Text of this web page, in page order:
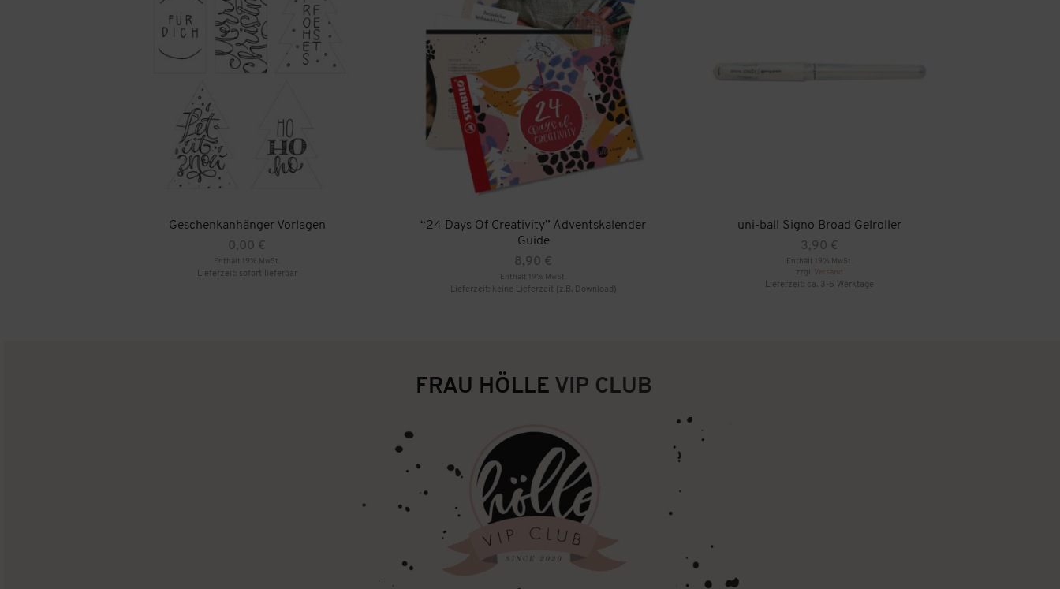
Geschenkanhänger Vorlagen
0,00 €
Enthält 19% MwSt.
Lieferzeit: sofort lieferbar
“24 Days Of Creativity” Adventskalender
Guide
8,90 €
Enthält 19% MwSt.
Lieferzeit: keine Lieferzeit (z.B. Download)
uni-ball Signo Broad Gelroller
3,90 €
Enthält 19% MwSt.
zzgl. Versand
Lieferzeit: ca. 3-5 Werktage
FRAU HÖLLE VIP CLUB